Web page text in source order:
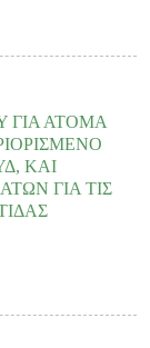
ενεργά στη
ηλικίας 0 – 6 ετών
πρώιμης
ΓΙΑ ΑΤΟΜΑ
ΚΑΙ
ΓΙΑ ΤΙΣ
ρυθμίσεις δεν